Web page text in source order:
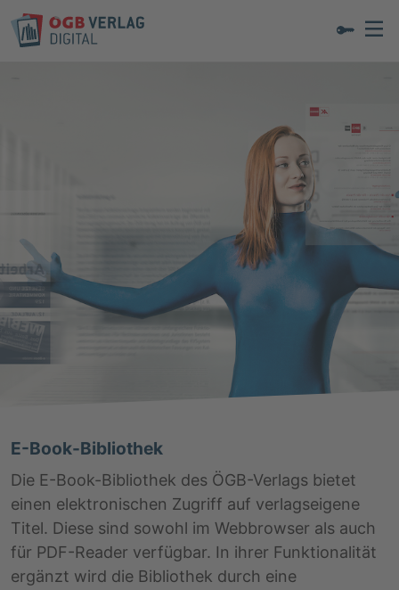
E-Book-Bibliothek
Die E-Book-Bibliothek des ÖGB-Verlags bietet
einen elektronischen Zugriff auf verlagseigene
Titel. Diese sind sowohl im Webbrowser als auch
für PDF-Reader verfügbar. In ihrer Funktionalität
ergänzt wird die Bibliothek durch eine